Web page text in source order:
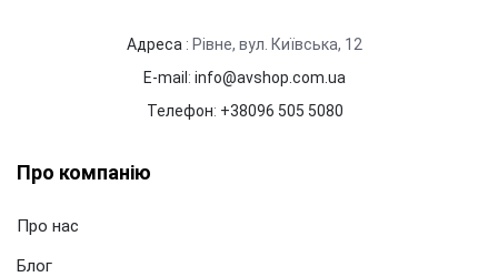
Адреса : Рівне, вул. Київська, 12
E-mail: info@avshop.com.ua
Телефон: +38096 505 5080
Про компанію
Про нас
Блог